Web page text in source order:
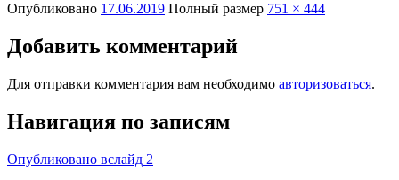
Опубликовано 17.06.2019 Полный размер 751 × 444
Добавить комментарий
Для отправки комментария вам необходимо авторизоваться.
Навигация по записям
Опубликовано вслайд 2